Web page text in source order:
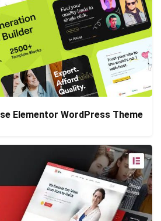
Elementor WordPress Theme